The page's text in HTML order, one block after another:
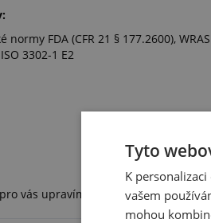
FDA (CFR 21 § 177.2600), WRAS
3302-1 E2
vás upravíme na míru. Konkrétní
Tyto
K
vašem
mohou